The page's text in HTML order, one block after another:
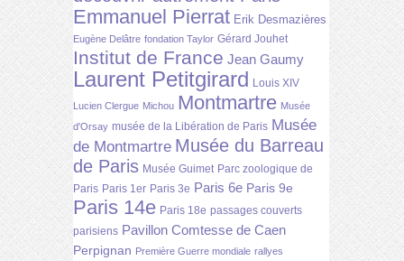
Emmanuel Pierrat Erik Desmazières
Eugène Delâtre fondation Taylor Gérard Jouhet
Institut de France Jean Gaumy
Laurent Petitgirard Louis XIV
Lucien Clergue Michou Montmartre Musée
d'Orsay musée de la Libération de Paris Musée
de Montmartre Musée du Barreau
de Paris Musée Guimet Parc zoologique de
Paris Paris 1er Paris 3e Paris 6e Paris 9e
Paris 14e Paris 18e passages couverts
parisiens Pavillon Comtesse de Caen
Perpignan Première Guerre mondiale rallyes